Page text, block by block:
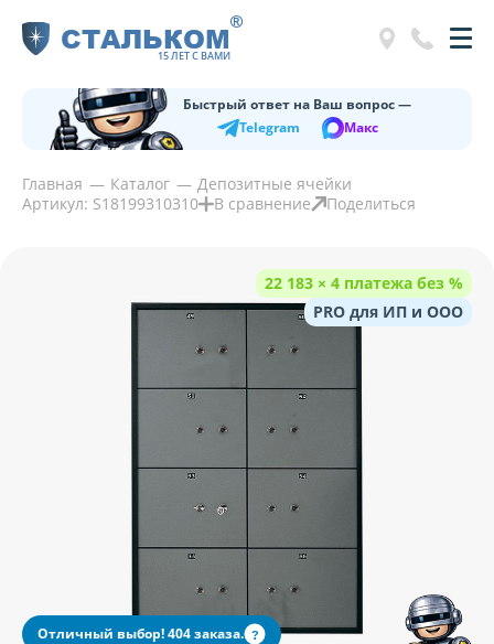
СТАЛЬКОМ
15 ЛЕТ С ВАМИ
®
Быстрый ответ на Ваш вопрос —
Telegram
Макс
Главная Каталог
Депозитные ячейки
Артикул: S18199310310
В сравнение Поделиться
22 183 × 4 платежа без %
PRO для ИП и ООО
Отличный выбор! 404 заказа. ?